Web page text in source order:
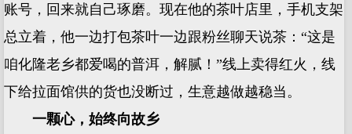
账号，回来就自己琢磨。现在他的茶叶店里，手机支架
总立着，他一边打包茶叶一边跟粉丝聊天说茶：“这是
咱化隆老乡都爱喝的普洱，解腻！”线上卖得红火，线
下给拉面馆供的货也没断过，生意越做越稳当。
一颗心，始终向故乡